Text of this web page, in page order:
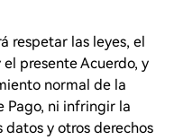
respetar las leyes, el
presente Acuerdo, y
normal de la
Pago, ni infringir la
y otros derechos